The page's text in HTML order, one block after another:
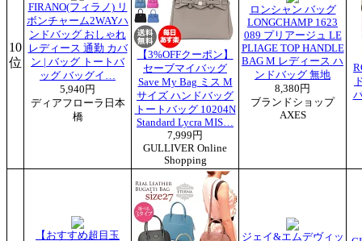
10
位
FIRANO(フィラノ) リ
ボンチャーム2WAYハ
ンドバッグ おしゃれ
レディース 通勤 カバ
ン | バッグ トートバ
ッグ バッグイ…
5,940円
ディアフローラ日本
橋
【3%OFFクーポン】
セーブマイバッグ
Save My Bag ミス M
サイズ ハンドバッグ
トートバッグ 10204N
Standard Lycra MIS…
7,999円
GULLIVER Online
Shopping
ロンシャン バッグ
LONGCHAMP 1623
089 プリアージュ LE
PLIAGE TOP HANDLE
BAG M レディース ハ
ンドバッグ 無地
8,380円
ブランドショップ
AXES
【おすすめ超目玉 ジェイ&エムデヴィッ